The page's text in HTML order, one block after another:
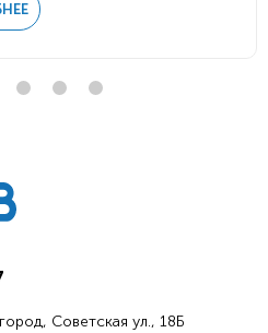
Советская ул., 18Б